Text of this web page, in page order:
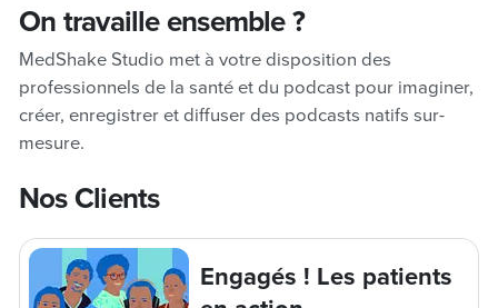
On travaille ensemble ?
MedShake Studio met à votre disposition des
professionnels de la santé et du podcast pour imaginer,
créer, enregistrer et diffuser des podcasts natifs sur-
mesure.
Nos Clients
Engagés ! Les patients